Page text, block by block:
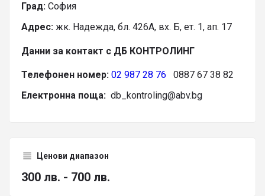
Град: София
Адрес: жк. Надежда, бл. 426А, вх. Б, ет. 1, ап. 17
Данни за контакт с ДБ КОНТРОЛИНГ
Телефонен номер: 02 987 28 76 0887 67 38 82
Електронна поща: db_kontroling@abv.bg
Ценови диапазон
300 лв. - 700 лв.